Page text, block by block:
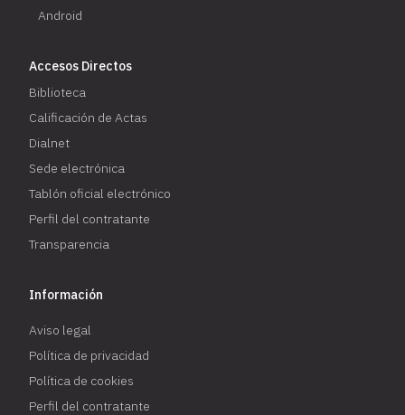
Android
Accesos Directos
Biblioteca
Calificación de Actas
Dialnet
Sede electrónica
Tablón oficial electrónico
Perfil del contratante
Transparencia
Información
Aviso legal
Política de privacidad
Política de cookies
Perfil del contratante